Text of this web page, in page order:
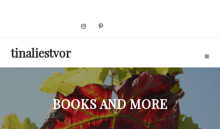
tinaliestvor
BOOKS AND MORE